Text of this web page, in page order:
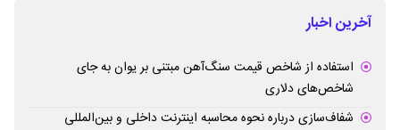
آخرین اخبار
استفاده از شاخص قیمت سنگ‌آهن مبتنی بر یوان به جای
شاخص‌های دلاری
شفاف‌سازی درباره نحوه محاسبه اینترنت داخلی و بین‌المللی